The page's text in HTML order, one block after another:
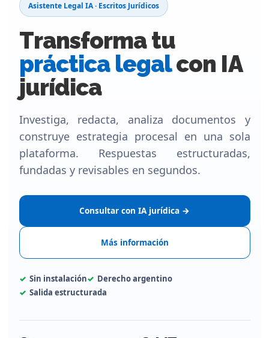
Asistente Legal IA · Escritos Jurídicos
Transforma tu
práctica legalcon IA
jurídica
Investiga, redacta, analiza documentos y
construye estrategia procesal en una sola
plataforma. Respuestas estructuradas,
fundadas y revisables en segundos.
Consultar con IA jurídica →
Más información
Sin instalación
Derecho argentino
Salida estructurada